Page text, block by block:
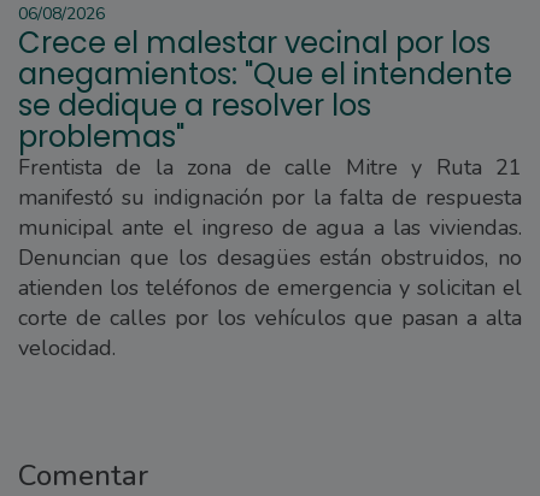
06/08/2026
Crece el malestar vecinal por los
anegamientos: "Que el intendente
se dedique a resolver los
problemas"
Frentista de la zona de calle Mitre y Ruta 21
manifestó su indignación por la falta de respuesta
municipal ante el ingreso de agua a las viviendas.
Denuncian que los desagües están obstruidos, no
atienden los teléfonos de emergencia y solicitan el
corte de calles por los vehículos que pasan a alta
velocidad.
Comentar